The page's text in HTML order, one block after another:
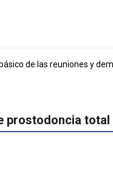
de las reuniones y
prostodoncia total